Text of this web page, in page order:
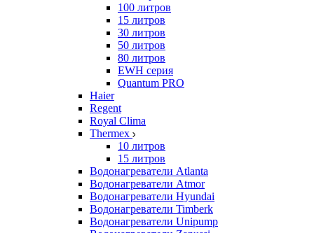
100 литров
15 литров
30 литров
50 литров
80 литров
EWH серия
Quantum PRO
Haier
Regent
Royal Clima
Thermex
10 литров
15 литров
Водонагреватели Atlanta
Водонагреватели Atmor
Водонагреватели Hyundai
Водонагреватели Timberk
Водонагреватели Unipump